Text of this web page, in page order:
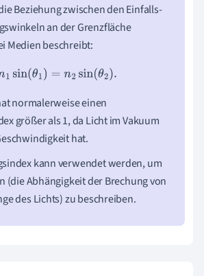
Beziehung zwischen den Einfalls-
an der Grenzfläche
Medien beschreibt:
n1sin(θ1 )=n2sin(θ2).
normalerweise einen
größer als 1, da Licht im Vakuum
hat.
kann verwendet werden, um
(die Abhängigkeit der Brechung von
des Lichts) zu beschreiben.